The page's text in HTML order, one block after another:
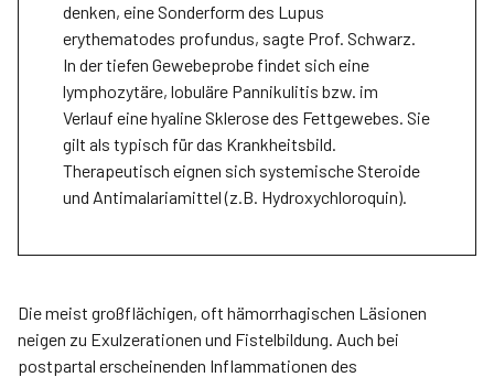
denken, eine Sonderform des Lupus
erythematodes profundus, sagte Prof. Schwarz.
In der tiefen Gewebeprobe findet sich eine
lymphozytäre, lobuläre Pannikulitis bzw. im
Verlauf eine hyaline Sklerose des Fettgewebes. Sie
gilt als typisch für das Krankheitsbild.
Therapeutisch eignen sich systemische Steroide
und Antimalariamittel (z.B. Hydroxychloroquin).
Die meist großflächigen, oft hämorrhagischen Läsionen
neigen zu Exulzerationen und Fistelbildung. Auch bei
postpartal erscheinenden Inflammationen des